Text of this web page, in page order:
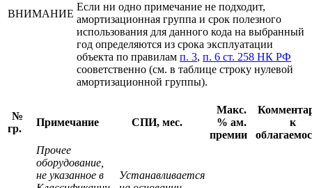
ВНИМАНИЕ
Если ни одно примечание не подходит,
амортизационная группа и срок полезного
использования для данного кода на выбранный
год определяются из срока эксплуатации
объекта по правилам п. 3, п. 6 ст. 258 НК РФ
сооветственно (см. в таблице строку нулевой
амортизационной группы).
№
гр.
Примечание СПИ, мес.
Макс.
% ам.
премии
к
Прочее
оборудование,
не указанное в
Устанавливается